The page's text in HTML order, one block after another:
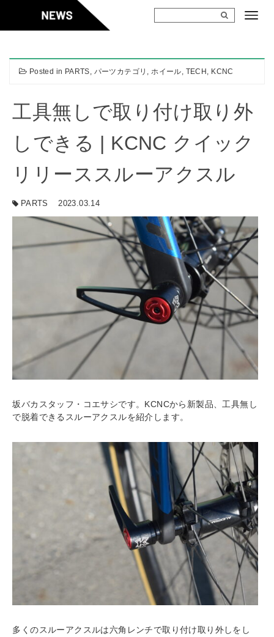
content
Posted in PARTS, パーツカテゴリ ,ホイール, TECH , KCNC
工具無しで取り付け取り外
しできる | KCNC クイック
リリーススルーアクスル
PARTS 2023.03.14
坂バカスタッフ・コエサシです。KCNCから新製品、工具無し
で脱着できるスルーアクスルを紹介します。
多くのスルーアクスルは六角レンチで取り付け取り外しをし